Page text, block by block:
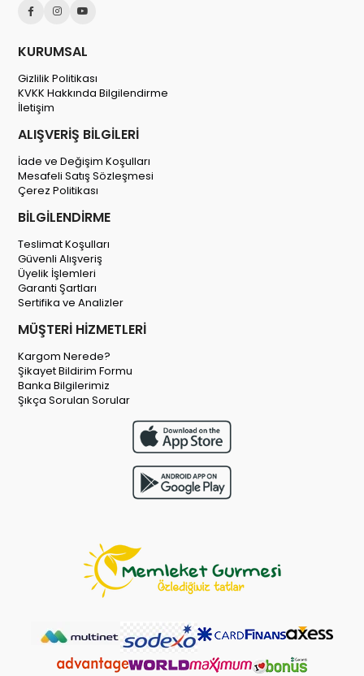
KURUMSAL
Gizlilik Politikası
KVKK Hakkında Bilgilendirme
İletişim
ALIŞVERİŞ BİLGİLERİ
İade ve Değişim Koşulları
Mesafeli Satış Sözleşmesi
Çerez Politikası
BİLGİLENDİRME
Teslimat Koşulları
Güvenli Alışveriş
Üyelik İşlemleri
Garanti Şartları
Sertifika ve Analizler
MÜŞTERİ HİZMETLERİ
Kargom Nerede?
Şikayet Bildirim Formu
Banka Bilgilerimiz
Şıkça Sorulan Sorular